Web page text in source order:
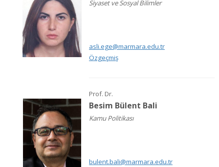
Siyaset ve Sosyal Bilimler
asli.ege@marmara.edu.tr
Özgeçmiş
Prof. Dr.
Besim Bülent Bali
Kamu Politikası
bulent.bali@marmara.edu.tr